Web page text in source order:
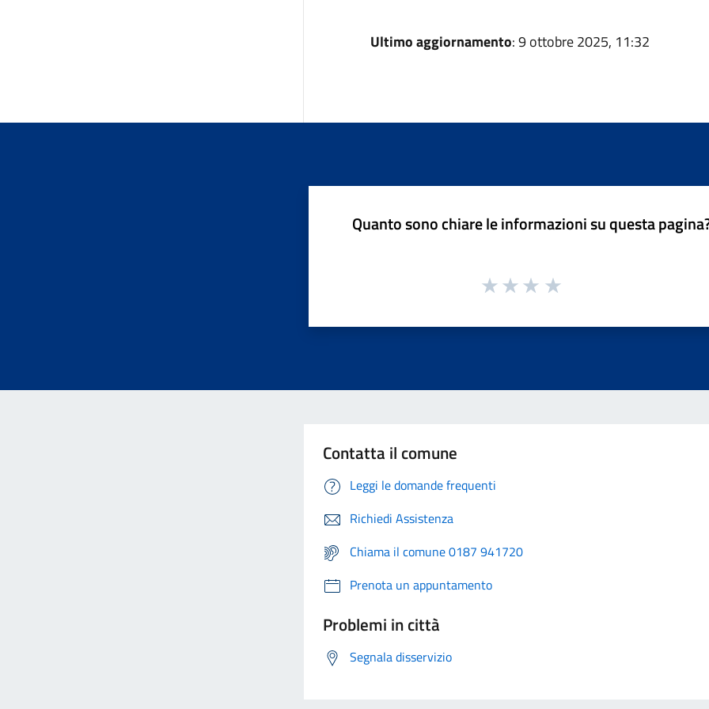
Ultimo aggiornamento: 9 ottobre 2025, 11:32
Quanto sono chiare le informazioni su questa
Contatta il comune
Leggi le domande frequenti
Richiedi Assistenza
Chiama il comune 0187 941720
Prenota un appuntamento
Problemi in città
Segnala disservizio